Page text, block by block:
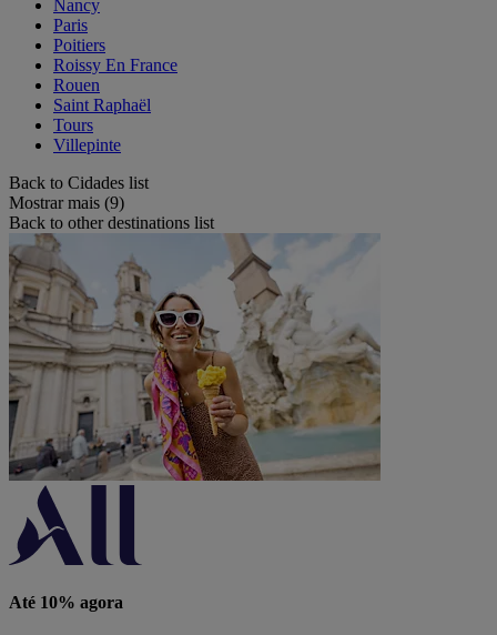
Nancy
Paris
Poitiers
Roissy En France
Rouen
Saint Raphaël
Tours
Villepinte
Back to Cidades list
Mostrar mais (9)
Back to other destinations list
Até 10% agora